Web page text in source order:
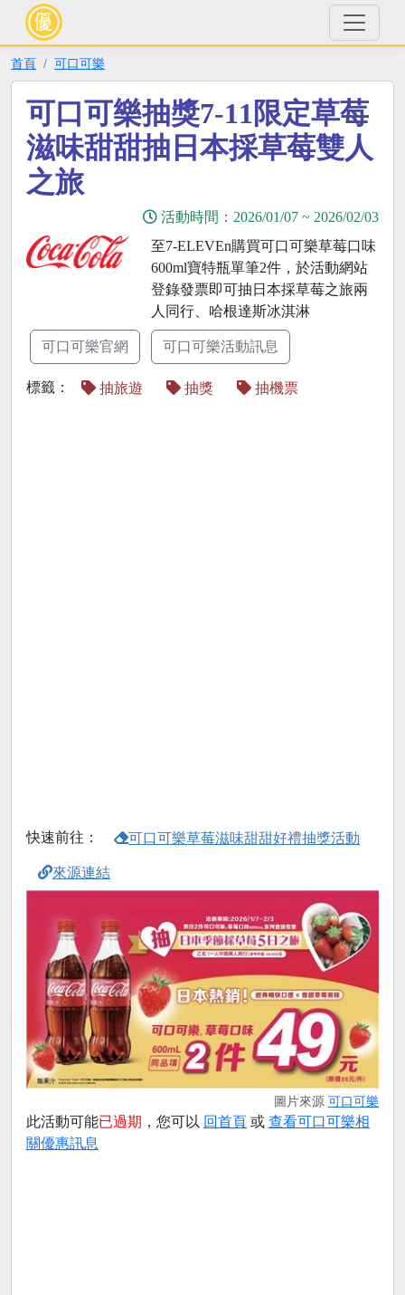
首頁 可口可樂
可口可樂抽獎7-11限定草莓
滋味甜甜抽日本採草莓雙人
之旅
活動時間： 2026/01/07 ~ 2026/02/03
至7-ELEVEn購買可口可樂草莓口味
600ml寶特瓶單筆2件，於活動網站
登錄發票即可抽日本採草莓之旅兩
人同行、哈根達斯冰淇淋
可口可樂官網 可口可樂活動訊息
標籤： 抽旅遊 抽獎 抽機票
快速前往： 可口可樂草莓滋味甜甜好禮抽獎活動
來源連結
圖片來源 可口可樂
此活動可能已過期 ，您可以 回首頁 或 查看可口可樂相
關優惠訊息